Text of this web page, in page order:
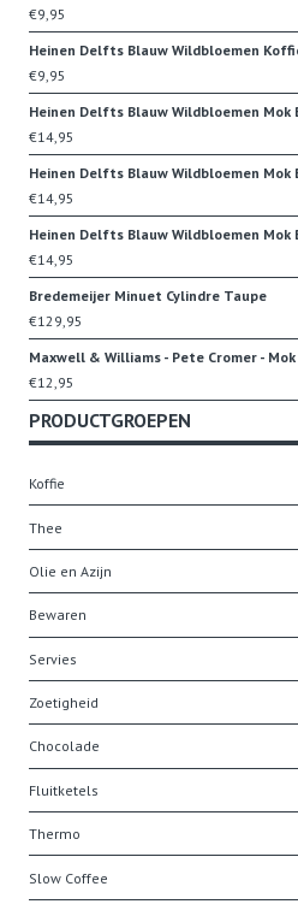
€9,95
Heinen Delfts Blauw Wildbloemen
€9,95
Heinen Delfts Blauw Wildbloemen Mok
€14,95
Heinen Delfts Blauw Wildbloemen
€14,95
Heinen Delfts Blauw Wildbloemen Mok
€14,95
Bredemeijer Minuet Cylindre Taupe
€129,95
Maxwell & Williams - Pete Cromer -
€12,95
PRODUCTGROEPEN
Koffie
Thee
Olie en Azijn
Bewaren
Servies
Zoetigheid
Chocolade
Fluitketels
Thermo
Slow Coffee